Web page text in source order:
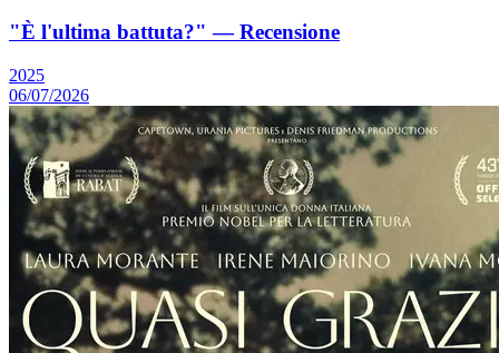
"È l'ultima battuta?" — Recensione
2025
06/07/2026